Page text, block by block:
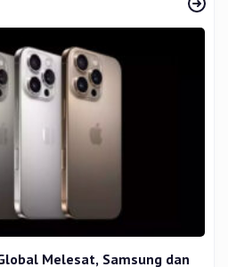
Melesat, Samsung dan